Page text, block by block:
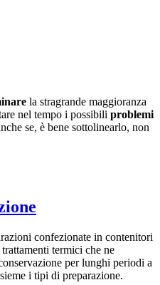
la stragrande maggioranza
nel tempo i possibili problemi
se, è bene sottolinearlo, non
confezionate in contenitori
termici che ne
per lunghi periodi a
i tipi di preparazione.